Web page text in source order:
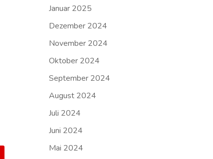
Januar 2025
Dezember 2024
November 2024
Oktober 2024
September 2024
August 2024
Juli 2024
Juni 2024
Mai 2024